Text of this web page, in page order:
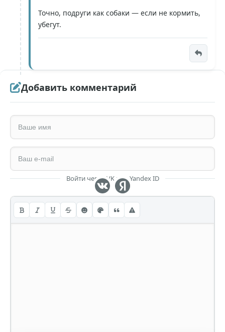
Точно, подруги как собаки — если не кормить,
убегут.
Добавить комментарий
Войти через VK или Yandex ID